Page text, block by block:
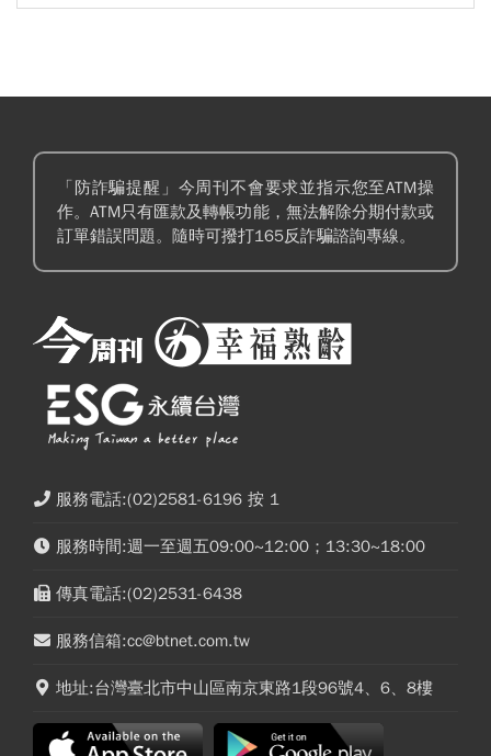
「防詐騙提醒」今周刊不會要求並指示您至ATM操
作。ATM只有匯款及轉帳功能，無法解除分期付款或
訂單錯誤問題。隨時可撥打165反詐騙諮詢專線。
服務電話:(02)2581-6196 按 1
服務時間:週一至週五09:00~12:00；13:30~18:00
傳真電話:(02)2531-6438
服務信箱:cc@btnet.com.tw
地址:台灣臺北市中山區南京東路1段96號4、6、8樓